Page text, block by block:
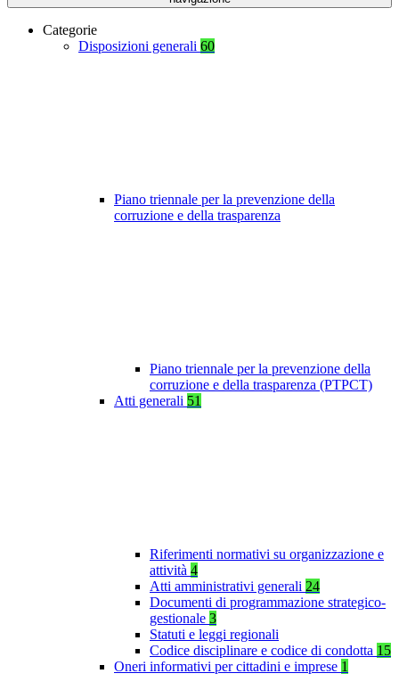
Categorie
Disposizioni generali 60
Piano triennale per la prevenzione della
corruzione e della trasparenza
Piano triennale per la prevenzione della
corruzione e della trasparenza (PTPCT)
Atti generali 51
Riferimenti normativi su organizzazione e
attività 4
Atti amministrativi generali 24
Documenti di programmazione strategico-
gestionale 3
Statuti e leggi regionali
Codice disciplinare e codice di condotta 15
Oneri informativi per cittadini e imprese 1